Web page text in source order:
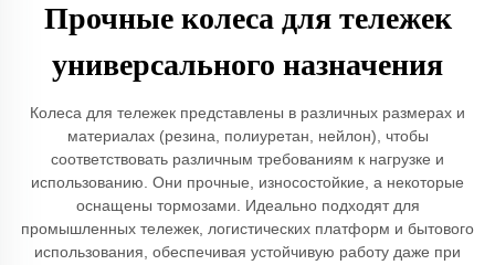
Прочные колеса для тележек
универсального назначения
Колеса для тележек представлены в различных размерах и
материалах (резина, полиуретан, нейлон), чтобы
соответствовать различным требованиям к нагрузке и
использованию. Они прочные, износостойкие, а некоторые
оснащены тормозами. Идеально подходят для
промышленных тележек, логистических платформ и бытового
использования, обеспечивая устойчивую работу даже при